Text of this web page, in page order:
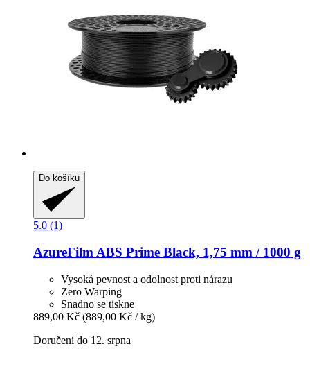
Do košíku
5.0 (1)
AzureFilm ABS Prime Black, 1,75 mm / 1000 g
Vysoká pevnost a odolnost proti nárazu
Zero Warping
Snadno se tiskne
889,00 Kč (889,00 Kč / kg)
Doručení do 12. srpna